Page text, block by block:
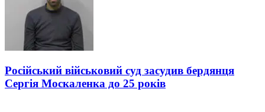
Російський військовий суд засудив бердянця
Сергія Москаленка до 25 років